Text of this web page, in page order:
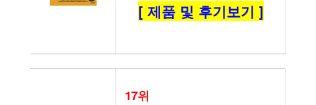
[ 제품 및 후기보기 ]
17위